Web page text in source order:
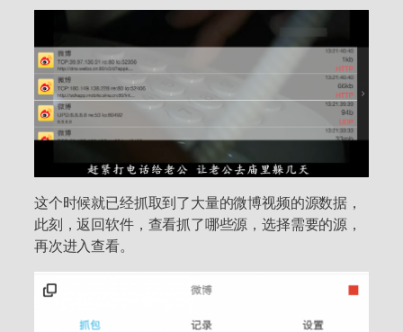
这个时候就已经抓取到了大量的微博视频的源数据，
此刻，返回软件，查看抓了哪些源，选择需要的源，
再次进入查看。